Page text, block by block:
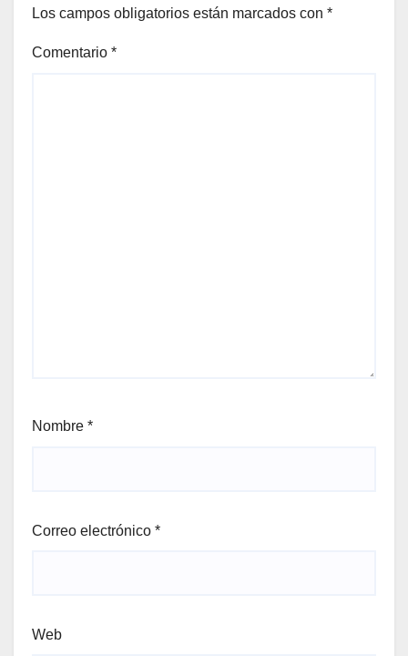
Los campos obligatorios están marcados con *
Comentario *
Nombre *
Correo electrónico *
Web